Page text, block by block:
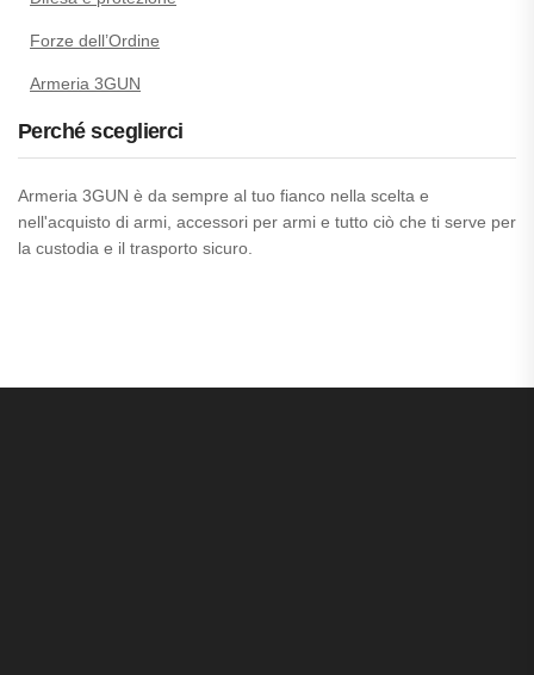
Forze dell’Ordine
Armeria 3GUN
Perché sceglierci
Armeria 3GUN è da sempre al tuo fianco nella scelta e
nell'acquisto di armi, accessori per armi e tutto ciò che ti serve per
la custodia e il trasporto sicuro.